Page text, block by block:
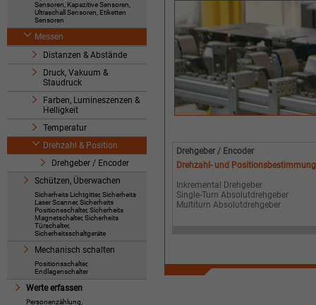
Sensoren, Kapazitive Sensoren,
Ultraschall Sensoren, Etiketten
Sensoren
Messen
Distanzen & Abstände
Druck, Vakuum &
Staudruck
Farben, Lumineszenzen &
Helligkeit
Temperatur
Drehzahl & Position
Drehgeber / Encoder
Schützen, Überwachen
Sicherheits Lichtgitter, Sicherheits
Laser Scanner, Sicherheits
Positionsschalter, Sicherheits
Magnetschalter, Sicherheits
Türschalter,
Sicherheitsschaltgeräte
Mechanisch schalten
Positionsschalter,
Endlagenschalter
Werte erfassen
Personenzählung,
Drehgeber / Encoder
Drehzahl- und Positionsbestimmung
Inkremental Drehgeber
Single-Turn Absolutdrehgeber
Multiturn Absolutdrehgeber